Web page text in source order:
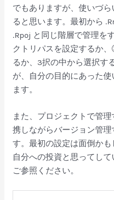
でもありますが、使いづら
ると思います。最初から
.Rpoj と同じ階層で管理を
クトリパスを設定するか
るか、3択の中から選択す
が、自分の目的にあった
ます。
また、プロジェクトで管
携しながらバージョン管
す。最初の設定は面倒か
自分への投資と思ってし
ご参照ください。